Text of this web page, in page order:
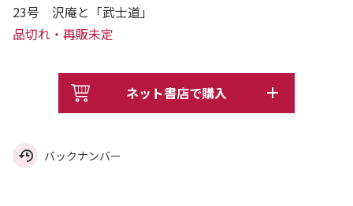
23号 沢庵と「武士道」
品切れ・再販未定
ネット書店で購入
バックナンバー